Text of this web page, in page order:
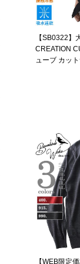
【SB0322】
CREATION
ューブ カッ
【WEB限定